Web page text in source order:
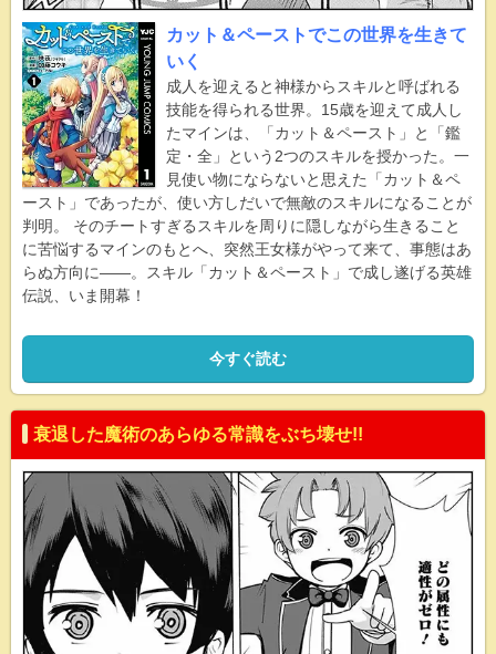
カット＆ペーストでこの世界を生きて
いく
成人を迎えると神様からスキルと呼ばれる
技能を得られる世界。15歳を迎えて成人し
たマインは、「カット＆ペースト」と「鑑
定・全」という2つのスキルを授かった。一
見使い物にならないと思えた「カット＆ペ
ースト」であったが、使い方しだいで無敵のスキルになることが
判明。 そのチートすぎるスキルを周りに隠しながら生きること
に苦悩するマインのもとへ、突然王女様がやって来て、事態はあ
らぬ方向に――。スキル「カット＆ペースト」で成し遂げる英雄
伝説、いま開幕！
今すぐ読む
衰退した魔術のあらゆる常識をぶち壊せ!!